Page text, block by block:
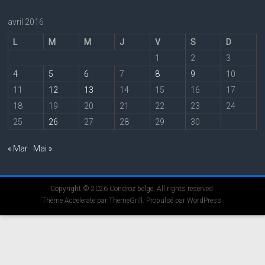
avril 2016
L M M J V S
D
1
2
3
4
5 6 7 8 9
10
11
12 13 14 15 16
17
18
19 20 21 22 23
24
25
26 27 28 29 30
« Mar Mai »
Copyright © 2026 Condroz belge. All rights reserved.
Thème Acceleratepar ThemeGrill. Propulsé par WordPress.